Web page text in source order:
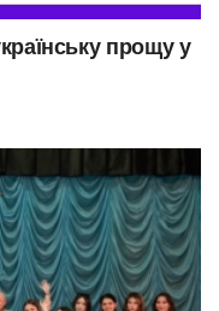
прощу у